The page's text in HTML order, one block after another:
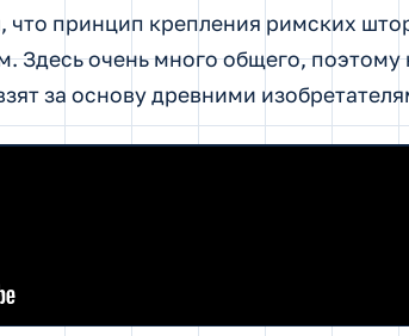
что принцип крепления римских
Здесь очень много общего, поэтому
за основу древними